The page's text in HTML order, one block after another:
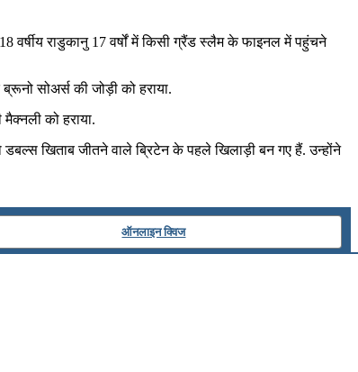
वर्षीय राडुकानु 17 वर्षों में किसी ग्रैंड स्‍लैम के फाइनल में पहुंचने
सोअर्स की जोड़ी को हराया.
को हराया.
खिताब जीतने वाले ब्रिटेन के पहले खिलाड़ी बन गए हैं. उन्‍होंने
ऑनलाइन क्विज